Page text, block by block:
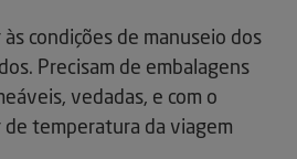
condições de manuseio dos
Precisam de embalagens
vedadas, e com o
temperatura da viagem